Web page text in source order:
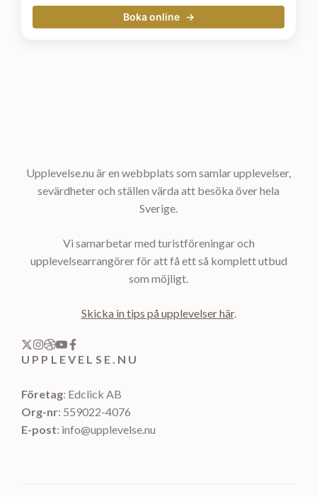
Boka online
Upplevelse.nu är en webbplats som samlar upplevelser,
sevärdheter och ställen värda att besöka över hela
Sverige.
Vi samarbetar med turistföreningar och
upplevelsearrangörer för att få ett så komplett utbud
som möjligt.
Skicka in tips på upplevelser här.
UPPLEVELSE.NU
Företag: Edclick AB
Org-nr: 559022-4076
E-post: info@upplevelse.nu